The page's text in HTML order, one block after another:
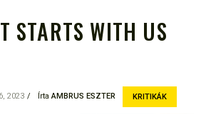
OLVASÁS
TÁMOGATÓJA
STARTS WITH US
KRITIKÁK
ÍrtaAMBRUS ESZTER
2023